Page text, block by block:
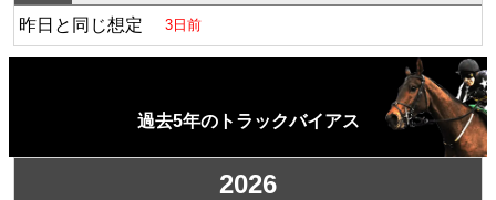
昨日と同じ想定 3日前
過去5年のトラックバイアス
2026